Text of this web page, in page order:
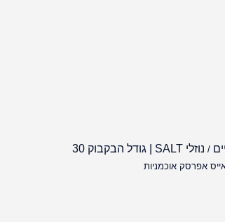
/
נוזלי SALT | גודל הבקבוק 30